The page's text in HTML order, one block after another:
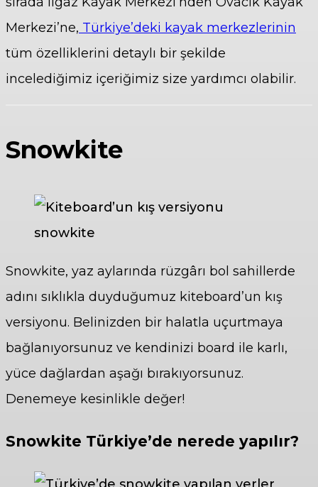
Merkezi’ne, Türkiye’deki kayak merkezlerinin
tüm özelliklerini detaylı bir şekilde
incelediğimiz içeriğimiz size yardımcı olabilir.
Snowkite
Snowkite, yaz aylarında rüzgârı bol sahillerde
adını sıklıkla duyduğumuz kiteboard’un kış
versiyonu. Belinizden bir halatla uçurtmaya
bağlanıyorsunuz ve kendinizi board ile karlı,
yüce dağlardan aşağı bırakıyorsunuz.
Denemeye kesinlikle değer!
Snowkite Türkiye’de nerede yapılır?